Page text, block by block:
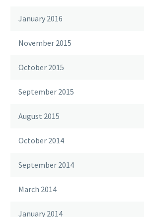
January 2016
November 2015
October 2015
September 2015
August 2015
October 2014
September 2014
March 2014
January 2014